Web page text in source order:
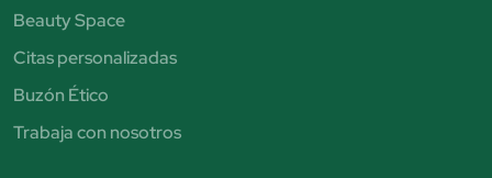
Beauty Space
Citas personalizadas
Buzón Ético
Trabaja con nosotros